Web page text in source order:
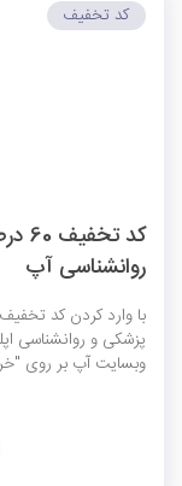
کد
روانشناسی آپ
پزشکی و روانشناسی
وبسایت آپ بر روی
کد تخفیف